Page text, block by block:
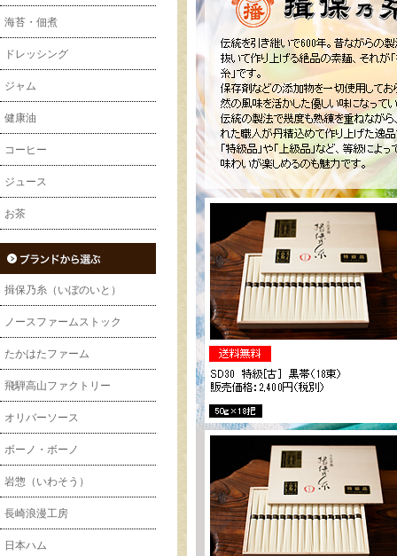
海苔・佃煮
ドレッシング
ジャム
健康油
コーヒー
ジュース
お茶
揖保乃糸（いぼのいと）
ノースファームストック
たかはたファーム
飛騨高山ファクトリー
オリバーソース
ボーノ・ボーノ
岩惣（いわそう）
長崎浪漫工房
日本ハム